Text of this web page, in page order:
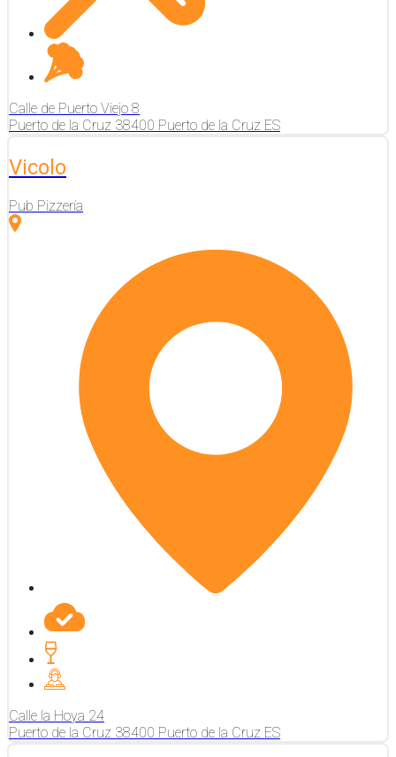
Calle de Puerto Viejo 8
Puerto de la Cruz 38400 Puerto de la Cruz ES
Vicolo
Pub Pizzería
Calle la Hoya 24
Puerto de la Cruz 38400 Puerto de la Cruz ES